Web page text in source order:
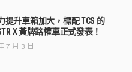
提升車箱加大，標配 TCS 的
X 黃牌路權車正式發表！
7 月 3 日